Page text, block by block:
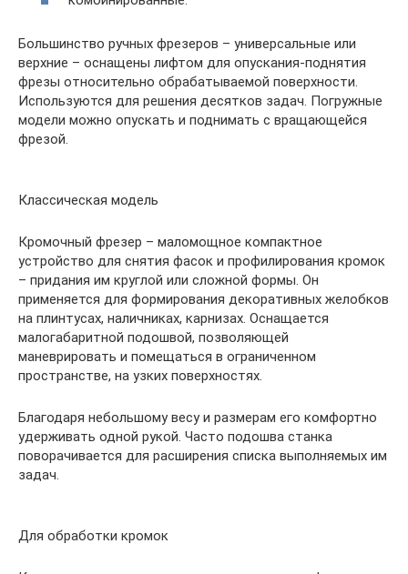
Большинство ручных фрезеров – универсальные или
верхние – оснащены лифтом для опускания-поднятия
фрезы относительно обрабатываемой поверхности.
Используются для решения десятков задач. Погружные
модели можно опускать и поднимать с вращающейся
фрезой.
Классическая модель
Кромочный фрезер – маломощное компактное
устройство для снятия фасок и профилирования кромок
– придания им круглой или сложной формы. Он
применяется для формирования декоративных желобков
на плинтусах, наличниках, карнизах. Оснащается
малогабаритной подошвой, позволяющей
маневрировать и помещаться в ограниченном
пространстве, на узких поверхностях.
Благодаря небольшому весу и размерам его комфортно
удерживать одной рукой. Часто подошва станка
поворачивается для расширения списка выполняемых им
задач.
Для обработки кромок